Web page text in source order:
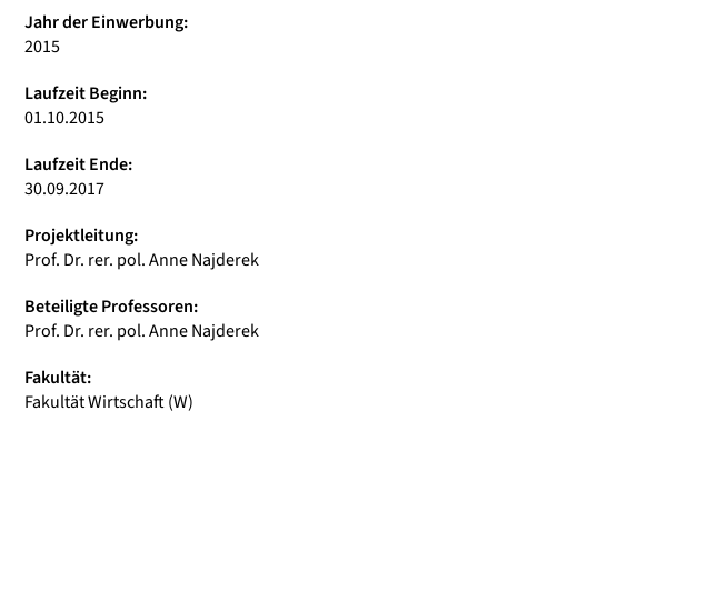
Jahr der Einwerbung:
2015
Laufzeit Beginn:
01.10.2015
Laufzeit Ende:
30.09.2017
Projektleitung:
Prof. Dr. rer. pol. Anne Najderek
Beteiligte Professoren:
Prof. Dr. rer. pol. Anne Najderek
Fakultät:
Fakultät Wirtschaft (W)